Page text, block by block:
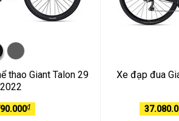
thao Giant Talon 29
₫
Xe đạp đua